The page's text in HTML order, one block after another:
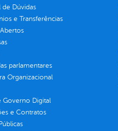
de Dúvidas
e Transferências
parlamentares
Organizacional
Governo Digital
e Contratos